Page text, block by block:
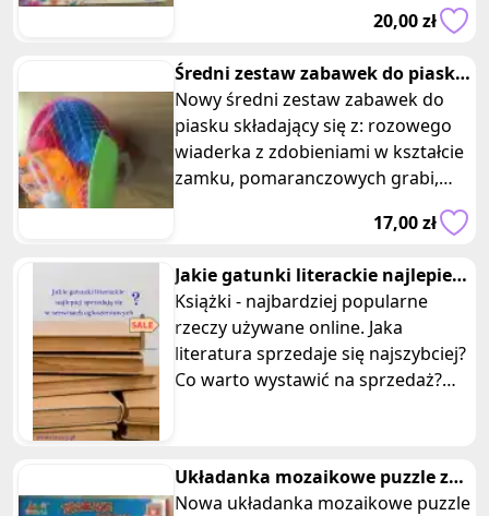
20,00 zł
Średni zestaw zabawek do piasku
rozowy
Nowy średni zestaw zabawek do
piasku składający się z: rozowego
wiaderka z zdobieniami w kształcie
zamku, pomaranczowych grabi,
17,00 zł
Jakie gatunki literackie najlepiej
sprzedają się w serwisach
ogłoszeniowych?
Książki - najbardziej popularne
rzeczy używane online. Jaka
literatura sprzedaje się najszybciej?
Co warto wystawić na sprzedaż?
Układanka mozaikowe puzzle z
koralikow pojazdy
Nowa układanka mozaikowe puzzle